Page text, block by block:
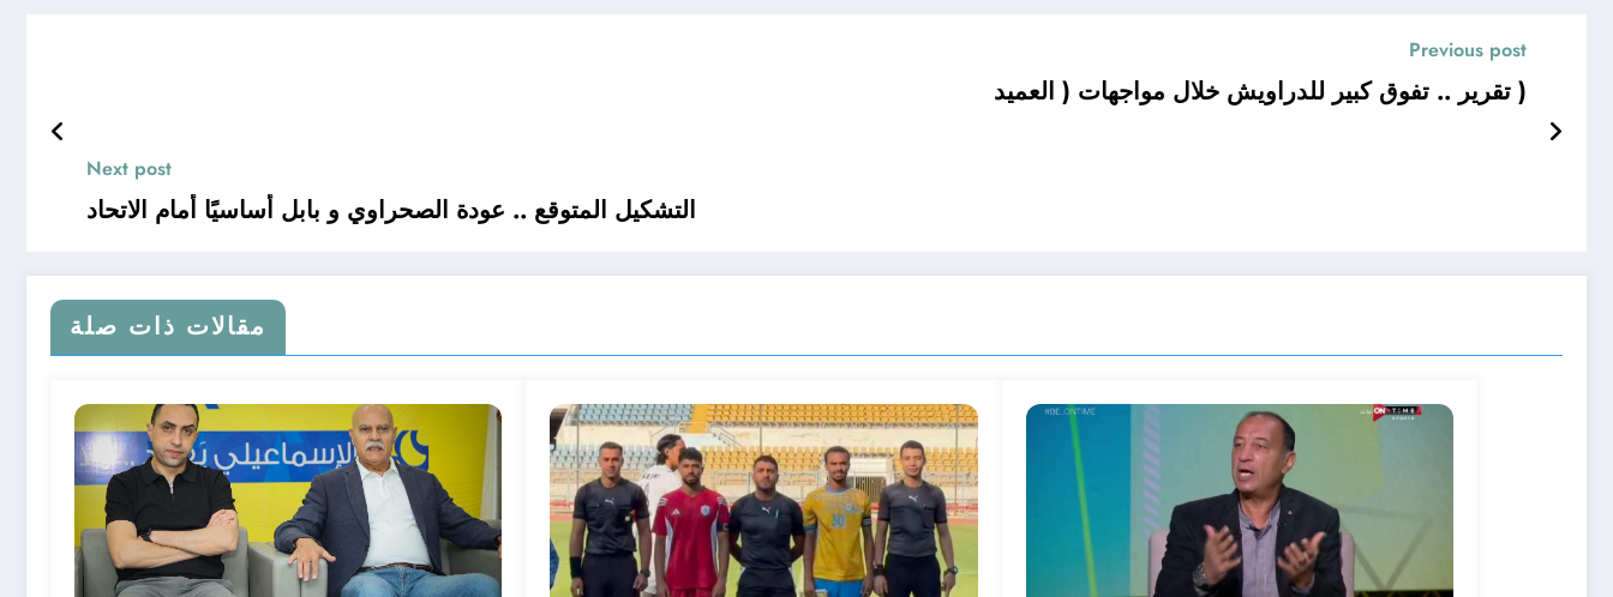
Previous post
تقرير .. تفوق كبير للدراويش خلال مواجهات ( العميد )
Next post
التشكيل المتوقع .. عودة الصحراوي و بابل أساسيًا أمام الاتحاد
مقالات ذات صلة